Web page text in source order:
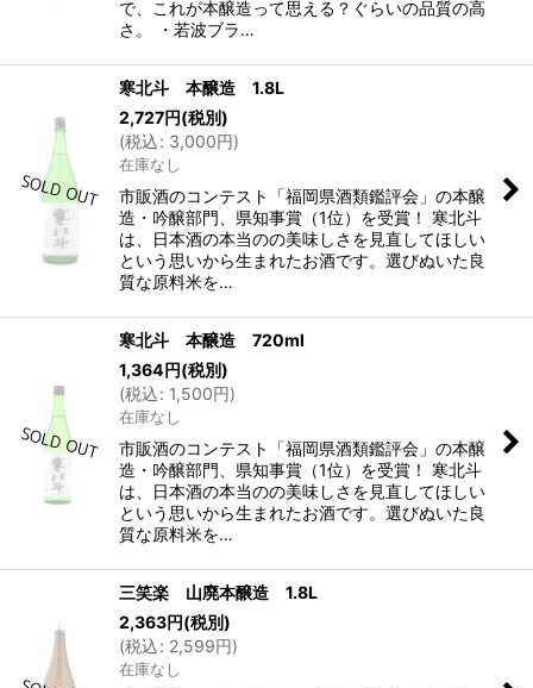
で、これが本醸造って思える？ぐらいの品質の高
さ。 ・若波ブラ…
寒北斗 本醸造 1.8L
2,727円(税別)
(税込: 3,000円)
在庫なし
市販酒のコンテスト「福岡県酒類鑑評会」の本醸
造・吟醸部門、県知事賞（1位）を受賞！ 寒北斗
は、日本酒の本当のの美味しさを見直してほしい
という思いから生まれたお酒です。選びぬいた良
質な原料米を…
寒北斗 本醸造 720ml
1,364円(税別)
(税込: 1,500円)
在庫なし
市販酒のコンテスト「福岡県酒類鑑評会」の本醸
造・吟醸部門、県知事賞（1位）を受賞！ 寒北斗
は、日本酒の本当のの美味しさを見直してほしい
という思いから生まれたお酒です。選びぬいた良
質な原料米を…
三笑楽 山廃本醸造 1.8L
2,363円(税別)
(税込: 2,599円)
在庫なし